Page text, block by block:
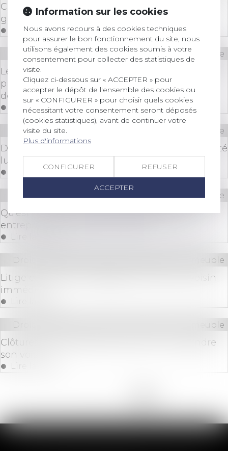
Covid 19 : Quelles dispositions prendre pour les
gardiens et les employés d’immeuble ?
Lire la suite
Le risque d’effondrement d’un mur sur la
propriété voisine constitue un trouble anormal
de voisinage
Droit immobilier/Cession et gestion d'immeuble
Lire la suite
Départ à la retraite du gardien : quelle indemnité
lui verser ?
Droit immobilier Cession et gestion d'immeuble
Lire la suite
Qu'est ce qu'un immeuble de rapport pour
entreprise et pourquoi y investir ?
Droit immobilier/Cession et gestion d'immeuble
Lire la suite
Litige concernant l'élagage et notion de voisin
immédiat
Droit immobilier Cession et gestion d'immeuble
Lire la suite
Clôtures en mitoyenneté : peut-on contraindre
son voisin?
Droit immobilier Cession et gestion d'immeuble
Lire la suite
Information sur les cookies
Nous avons recours à des cookies techniques
pour assurer le bon fonctionnement du site, nous
utilisons également des cookies soumis à votre
consentement pour collecter des statistiques de
visite.
Cliquez ci-dessous sur « ACCEPTER » pour
accepter le dépôt de l'ensemble des cookies ou
sur « CONFIGURER » pour choisir quels cookies
nécessitant votre consentement seront déposés
(cookies statistiques), avant de continuer votre
visite du site.
Plus d'informations
CONFIGURER REFUSER
ACCEPTER